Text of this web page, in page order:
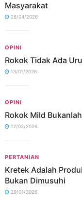
Masyarakat
28/04/2026
OPINI
Rokok Tidak Ada
13/01/2026
OPINI
Rokok Mild
12/02/2026
PERTANIAN
Kretek Adalah
Bukan Dimusuhi
29/01/2026